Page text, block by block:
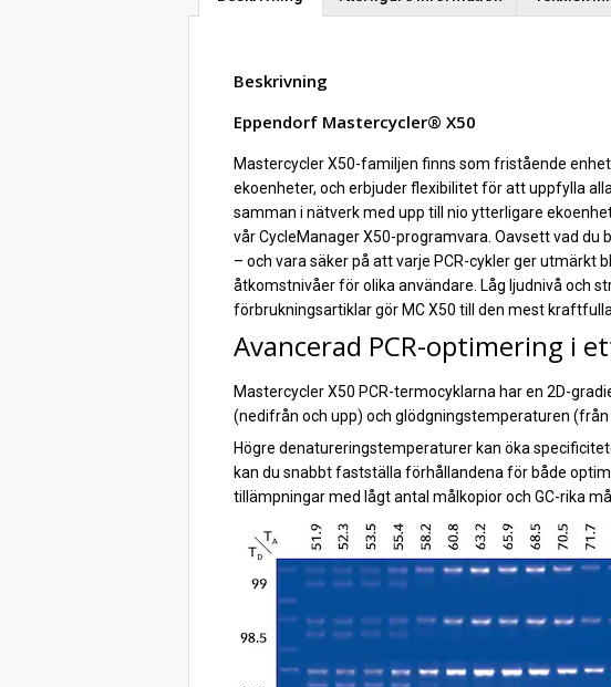
Beskrivning
Eppendorf Mastercycler® X50
Mastercycler X50-familjen finns som fristående
ekoenheter, och erbjuder flexibilitet för att uppfylla
samman i nätverk med upp till nio ytterligare
vår CycleManager X50-programvara. Oavsett vad
– och vara säker på att varje PCR-cykler ger utmärkt
åtkomstnivåer för olika användare. Låg ljudnivå och
förbrukningsartiklar gör MC X50 till den mest
Avancerad PCR-optimering i
Mastercycler X50 PCR-termocyklarna har en 2D-
(nedifrån och upp) och glödgningstemperaturen
Högre denatureringstemperaturer kan öka
kan du snabbt fastställa förhållandena för både
tillämpningar med lågt antal målkopior och GC-rika